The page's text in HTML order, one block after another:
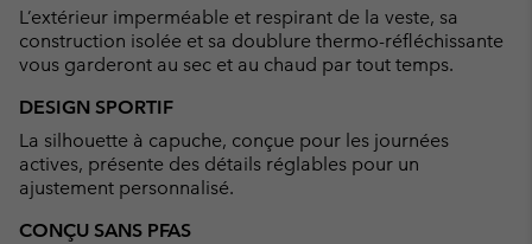
L’extérieur imperméable et respirant de la veste, sa
construction isolée et sa doublure thermo-réfléchissante
vous garderont au sec et au chaud par tout temps.
DESIGN SPORTIF
La silhouette à capuche, conçue pour les journées
actives, présente des détails réglables pour un
ajustement personnalisé.
CONÇU SANS PFAS